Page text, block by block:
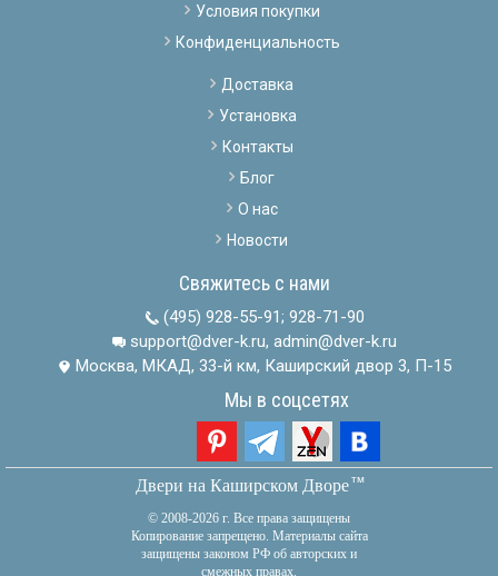
Условия покупки
Конфиденциальность
Доставка
Установка
Контакты
Блог
О нас
Новости
Свяжитесь с нами
(495) 928-55-91; 928-71-90
support@dver-k.ru, admin@dver-k.ru
Москва, МКАД, 33-й км, Каширский двор 3, П-15
Мы в соцсетях
Двери на Каширском Дворетм
© 2008-2026 г. Все права защищены
Копирование запрещено. Материалы сайта
защищены законом РФ об авторских и
смежных правах.